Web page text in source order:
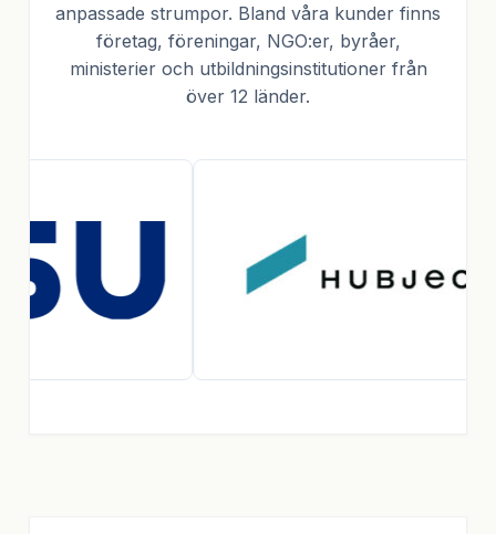
anpassade strumpor. Bland våra kunder finns
företag, föreningar, NGO:er, byråer,
ministerier och utbildningsinstitutioner från
över 12 länder.